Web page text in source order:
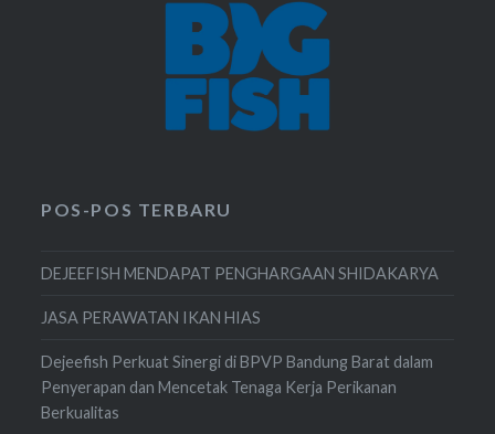
POS-POS TERBARU
DEJEEFISH MENDAPAT PENGHARGAAN SHIDAKARYA
JASA PERAWATAN IKAN HIAS
Dejeefish Perkuat Sinergi di BPVP Bandung Barat dalam
Penyerapan dan Mencetak Tenaga Kerja Perikanan
Berkualitas